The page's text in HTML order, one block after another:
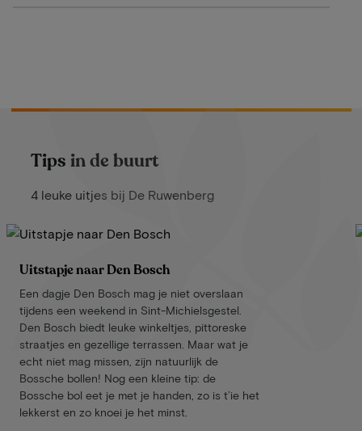
Tips in de buurt
4 leuke uitjes bij De Ruwenberg
Uitstapje naar Den Bosch
Een dagje Den Bosch mag je niet overslaan
tijdens een weekend in Sint-Michielsgestel.
Den Bosch biedt leuke winkeltjes, pittoreske
straatjes en gezellige terrassen. Maar wat je
echt niet mag missen, zijn natuurlijk de
Bossche bollen! Nog een kleine tip: de
Bossche bol eet je met je handen, zo is t’ie het
lekkerst en zo knoei je het minst.